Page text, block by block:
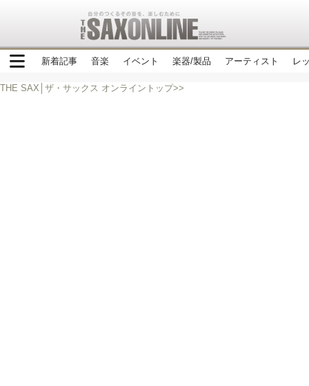
新着記事 音楽 イベント 楽器/製品 アーティスト レ
THE SAX│ザ・サックス オンライントップ>>